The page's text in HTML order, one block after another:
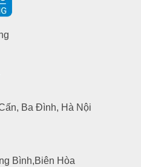
Ba Đình, Hà Nội
Bình,Biên Hòa